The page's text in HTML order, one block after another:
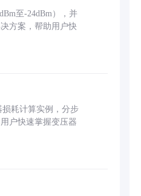
至-24dBm），并
方案，帮助用户快
损耗计算实例，分步
户快速掌握变压器